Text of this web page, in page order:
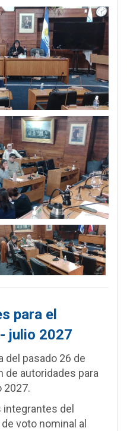
para el
julio 2027
del pasado 26 de
de autoridades para
2027.
del
voto nominal al